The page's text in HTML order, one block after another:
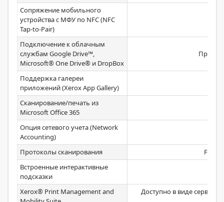
Сопряжение мобильного
устройства с МФУ по NFC (NFC
Tap-to-Pair)
Подключение к облачным
службам Google Drive™,
Microsoft® One Drive® и DropBox
Поддержка галереи
приложений (Xerox App Gallery)
Сканирование/печать из
Microsoft Office 365
Опция сетевого учета (Network
Accounting)
Протоколы сканирования
FTP,
Встроенные интерактивные
подсказки
Xerox® Print Management and
Доступно в виде